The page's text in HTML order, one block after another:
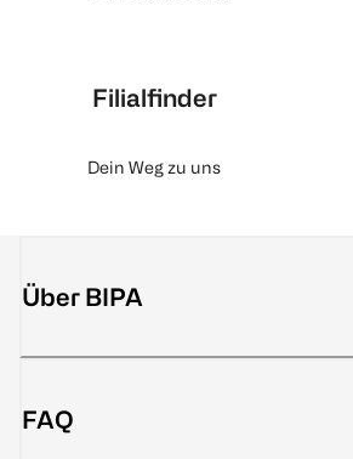
Filialfinder
Dein Weg zu uns
Über BIPA
FAQ